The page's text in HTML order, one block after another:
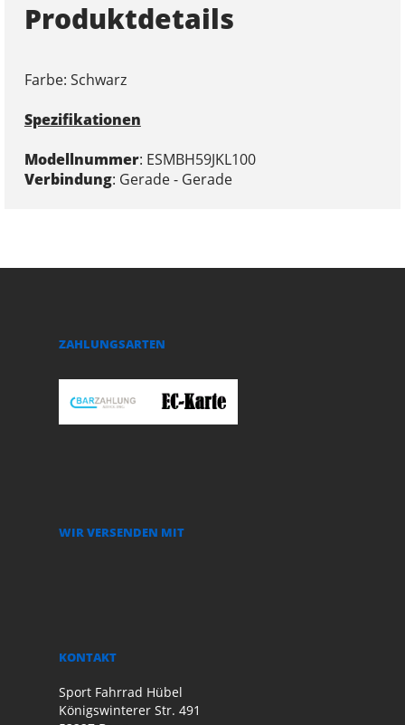
Produktdetails
Farbe: Schwarz
Spezifikationen
Modellnummer: ESMBH59JKL100
Verbindung: Gerade - Gerade
ZAHLUNGSARTEN
WIR VERSENDEN MIT
KONTAKT
Sport Fahrrad Hübel
Königswinterer Str. 491